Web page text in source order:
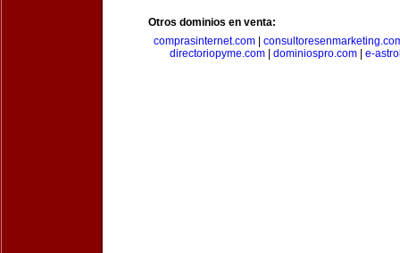
Otros dominios en venta:
comprasinternet.com|
directoriopyme.com| dominiospro.com| e-